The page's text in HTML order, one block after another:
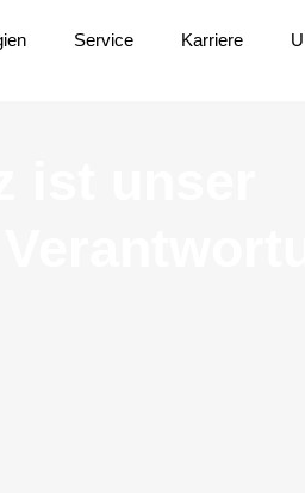
Service Karriere